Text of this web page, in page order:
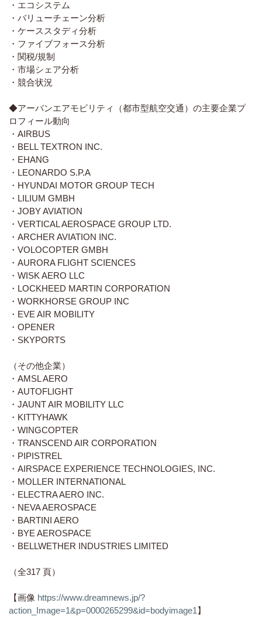
・エコシステム
・バリューチェーン分析
・ケーススタディ分析
・ファイブフォース分析
・関税/規制
・市場シェア分析
・競合状況
◆アーバンエアモビリティ（都市型航空交通）の主要企業プ
ロフィール動向
・AIRBUS
・BELL TEXTRON INC.
・EHANG
・LEONARDO S.P.A
・HYUNDAI MOTOR GROUP TECH
・LILIUM GMBH
・JOBY AVIATION
・VERTICAL AEROSPACE GROUP LTD.
・ARCHER AVIATION INC.
・VOLOCOPTER GMBH
・AURORA FLIGHT SCIENCES
・WISK AERO LLC
・LOCKHEED MARTIN CORPORATION
・WORKHORSE GROUP INC
・EVE AIR MOBILITY
・OPENER
・SKYPORTS
（その他企業）
・AMSL AERO
・AUTOFLIGHT
・JAUNT AIR MOBILITY LLC
・KITTYHAWK
・WINGCOPTER
・TRANSCEND AIR CORPORATION
・PIPISTREL
・AIRSPACE EXPERIENCE TECHNOLOGIES, INC.
・MOLLER INTERNATIONAL
・ELECTRA AERO INC.
・NEVA AEROSPACE
・BARTINI AERO
・BYE AEROSPACE
・BELLWETHER INDUSTRIES LIMITED
（全317 頁）
【画像 https://www.dreamnews.jp/?
action_Image=1&p=0000265299&id=bodyimage1 】